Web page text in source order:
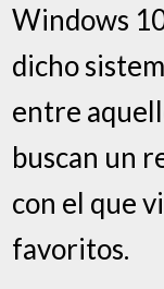
Windows
dicho
entre
buscan un
con el que
favoritos.